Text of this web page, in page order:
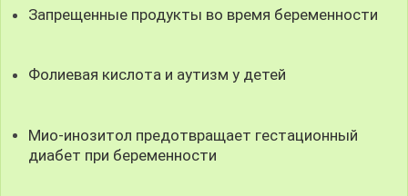
Запрещенные продукты во время беременности
Фолиевая кислота и аутизм у детей
Мио-инозитол предотвращает гестационный
диабет при беременности